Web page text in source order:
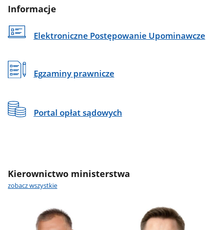
Informacje
Elektroniczne Postępowanie Upominawcze
Egzaminy prawnicze
Portal opłat sądowych
Kierownictwo ministerstwa
zobacz wszystkie